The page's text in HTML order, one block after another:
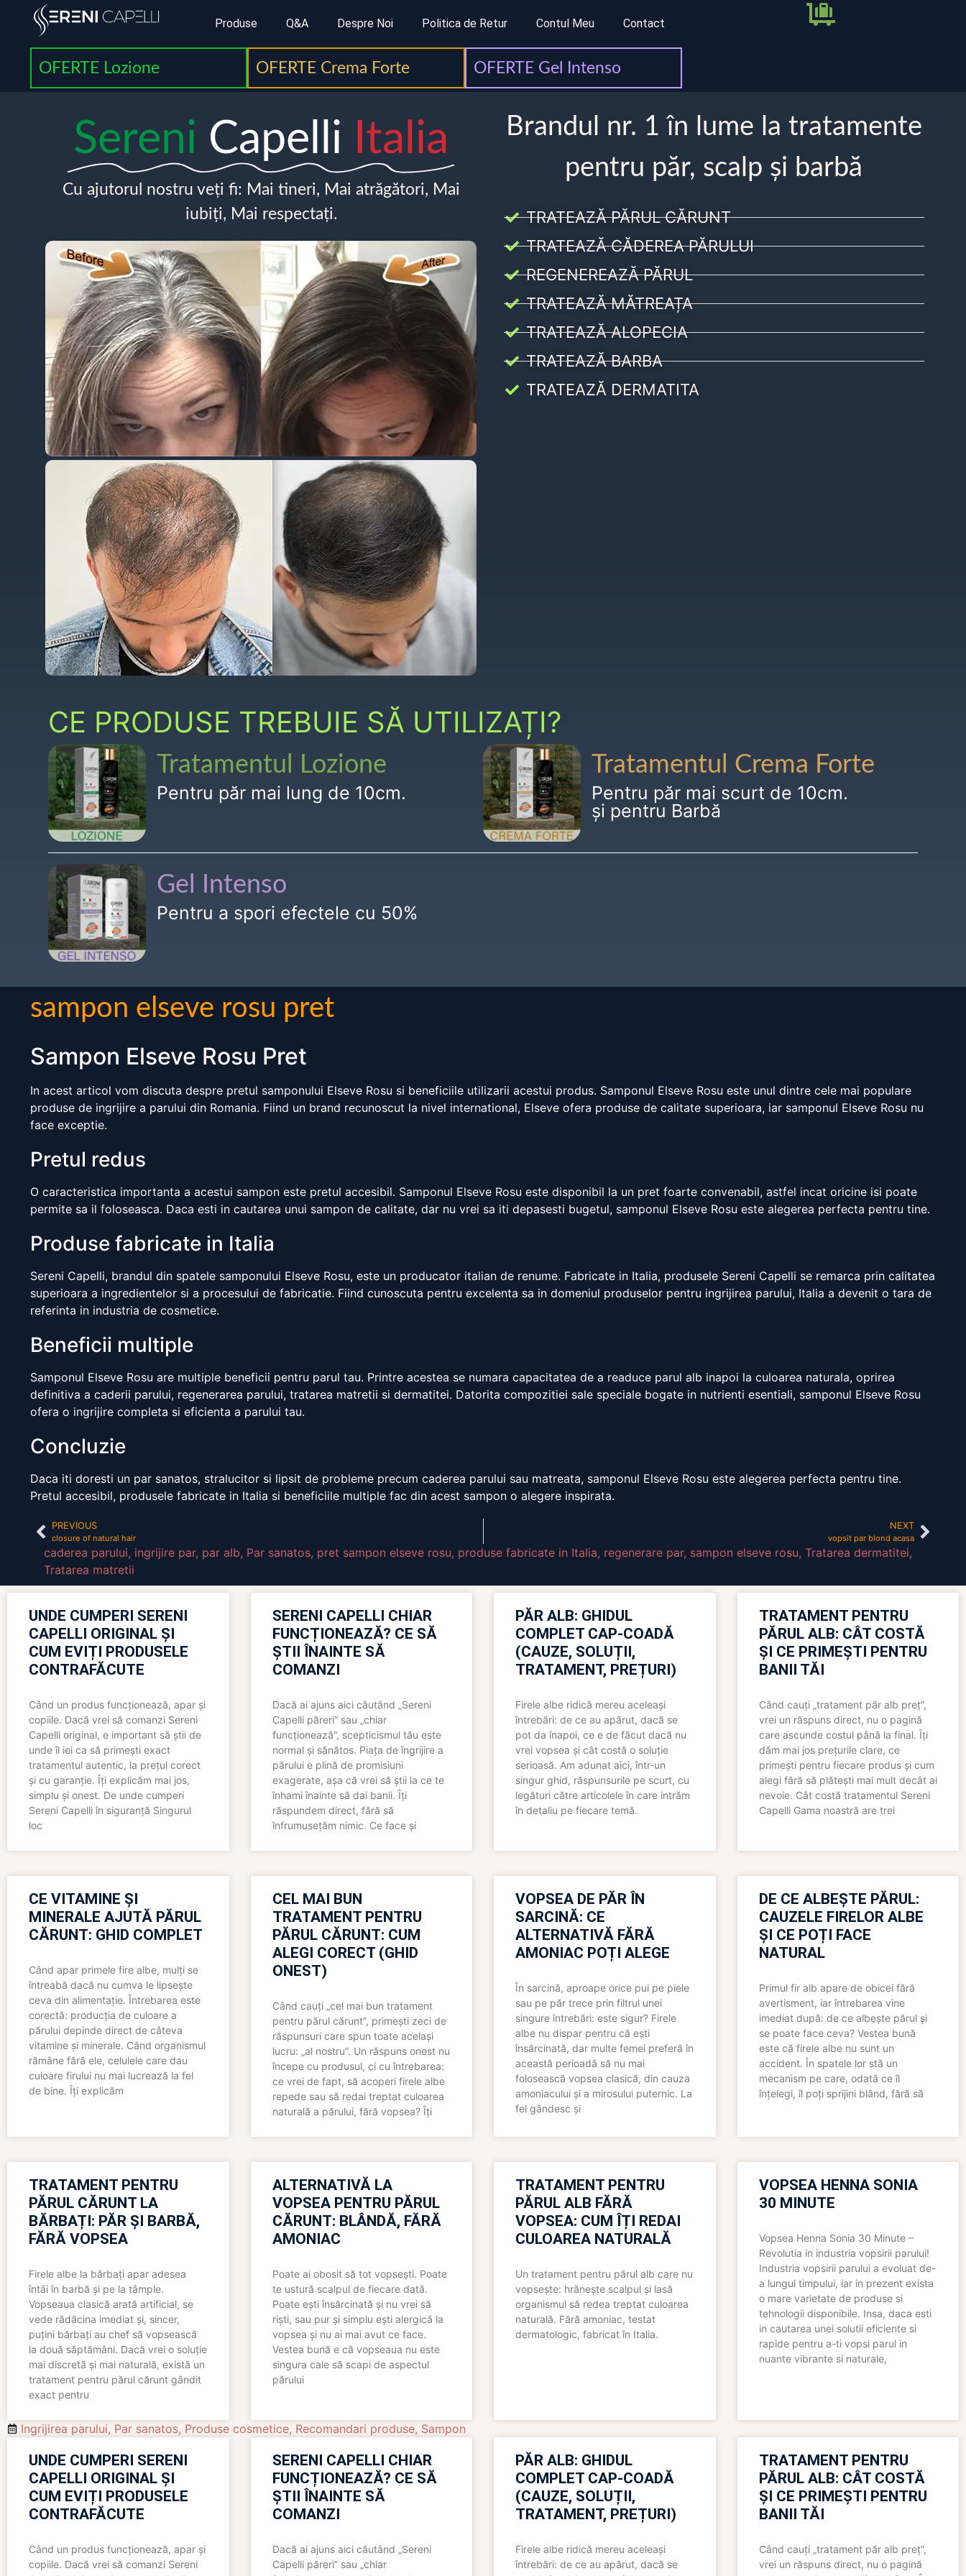
Produse Q&A Despre Noi Politica de Retur Contul Meu Contact
OFERTE Lozione OFERTE Crema Forte OFERTE Gel Intenso
Sereni Capelli Italia
Cu ajutorul nostru veți fi: Mai tineri, Mai atrăgători, Mai
iubiți, Mai respectați.
Brandul nr. 1 în lume la tratamente
pentru păr, scalp și barbă
TRATEAZĂ PĂRUL CĂRUNT
TRATEAZĂ CĂDEREA PĂRULUI
REGENEREAZĂ PĂRUL
TRATEAZĂ MĂTREAȚA
TRATEAZĂ ALOPECIA
TRATEAZĂ BARBA
TRATEAZĂ DERMATITA
CE PRODUSE TREBUIE SĂ UTILIZAȚI?
Tratamentul Lozione
Pentru păr mai lung de 10cm.
Tratamentul Crema Forte
Pentru păr mai scurt de 10cm.
și pentru Barbă
Gel Intenso
Pentru a spori efectele cu 50%
sampon elseve rosu pret
Sampon Elseve Rosu Pret
In acest articol vom discuta despre pretul samponului Elseve Rosu si beneficiile utilizarii acestui produs. Samponul Elseve Rosu este unul dintre cele mai populare
produse de ingrijire a parului din Romania. Fiind un brand recunoscut la nivel international, Elseve ofera produse de calitate superioara, iar samponul Elseve Rosu nu
face exceptie.
Pretul redus
O caracteristica importanta a acestui sampon este pretul accesibil. Samponul Elseve Rosu este disponibil la un pret foarte convenabil, astfel incat oricine isi poate
permite sa il foloseasca. Daca esti in cautarea unui sampon de calitate, dar nu vrei sa iti depasesti bugetul, samponul Elseve Rosu este alegerea perfecta pentru tine.
Produse fabricate in Italia
Sereni Capelli, brandul din spatele samponului Elseve Rosu, este un producator italian de renume. Fabricate in Italia, produsele Sereni Capelli se remarca prin calitatea
superioara a ingredientelor si a procesului de fabricatie. Fiind cunoscuta pentru excelenta sa in domeniul produselor pentru ingrijirea parului, Italia a devenit o tara de
referinta in industria de cosmetice.
Beneficii multiple
Samponul Elseve Rosu are multiple beneficii pentru parul tau. Printre acestea se numara capacitatea de a readuce parul alb inapoi la culoarea naturala, oprirea
definitiva a caderii parului, regenerarea parului, tratarea matretii si dermatitei. Datorita compozitiei sale speciale bogate in nutrienti esentiali, samponul Elseve Rosu
ofera o ingrijire completa si eficienta a parului tau.
Concluzie
Daca iti doresti un par sanatos, stralucitor si lipsit de probleme precum caderea parului sau matreata, samponul Elseve Rosu este alegerea perfecta pentru tine.
Pretul accesibil, produsele fabricate in Italia si beneficiile multiple fac din acest sampon o alegere inspirata.
PREVIOUS
closure of natural hair
NEXT
vopsit par blond acasa
caderea parului, ingrijire par, par alb, Par sanatos, pret sampon elseve rosu, produse fabricate in Italia, regenerare par, sampon elseve rosu, Tratarea dermatitei,
Tratarea matretii
UNDE CUMPERI SERENI
CAPELLI ORIGINAL ȘI
CUM EVIȚI PRODUSELE
CONTRAFĂCUTE
Când un produs funcționează, apar și
copiile. Dacă vrei să comanzi Sereni
Capelli original, e important să știi de
unde îl iei ca să primești exact
tratamentul autentic, la prețul corect
și cu garanție. Îți explicăm mai jos,
simplu și onest. De unde cumperi
Sereni Capelli în siguranță Singurul
loc
SERENI CAPELLI CHIAR
FUNCȚIONEAZĂ? CE SĂ
ȘTII ÎNAINTE SĂ
COMANZI
Dacă ai ajuns aici căutând „Sereni
Capelli păreri” sau „chiar
funcționează”, scepticismul tău este
normal și sănătos. Piața de îngrijire a
părului e plină de promisiuni
exagerate, așa că vrei să știi la ce te
înhami înainte să dai banii. Îți
răspundem direct, fără să
înfrumusețăm nimic. Ce face și
PĂR ALB: GHIDUL
COMPLET CAP-COADĂ
(CAUZE, SOLUȚII,
TRATAMENT, PREȚURI)
Firele albe ridică mereu aceleași
întrebări: de ce au apărut, dacă se
pot da înapoi, ce e de făcut dacă nu
vrei vopsea și cât costă o soluție
serioasă. Am adunat aici, într-un
singur ghid, răspunsurile pe scurt, cu
legături către articolele în care intrăm
în detaliu pe fiecare temă.
TRATAMENT PENTRU
PĂRUL ALB: CÂT COSTĂ
ȘI CE PRIMEȘTI PENTRU
BANII TĂI
Când cauți „tratament păr alb preț”,
vrei un răspuns direct, nu o pagină
care ascunde costul până la final. Îți
dăm mai jos prețurile clare, ce
primești pentru fiecare produs și cum
alegi fără să plătești mai mult decât ai
nevoie. Cât costă tratamentul Sereni
Capelli Gama noastră are trei
CE VITAMINE ȘI
MINERALE AJUTĂ PĂRUL
CĂRUNT: GHID COMPLET
Când apar primele fire albe, mulți se
întreabă dacă nu cumva le lipsește
ceva din alimentație. Întrebarea este
corectă: producția de culoare a
părului depinde direct de câteva
vitamine și minerale. Când organismul
rămâne fără ele, celulele care dau
culoare firului nu mai lucrează la fel
de bine. Îți explicăm
CEL MAI BUN
TRATAMENT PENTRU
PĂRUL CĂRUNT: CUM
ALEGI CORECT (GHID
ONEST)
Când cauți „cel mai bun tratament
pentru părul cărunt”, primești zeci de
răspunsuri care spun toate același
lucru: „al nostru”. Un răspuns onest nu
începe cu produsul, ci cu întrebarea:
ce vrei de fapt, să acoperi firele albe
repede sau să redai treptat culoarea
naturală a părului, fără vopsea? Îți
VOPSEA DE PĂR ÎN
SARCINĂ: CE
ALTERNATIVĂ FĂRĂ
AMONIAC POȚI ALEGE
În sarcină, aproape orice pui pe piele
sau pe păr trece prin filtrul unei
singure întrebări: este sigur? Firele
albe nu dispar pentru că ești
însărcinată, dar multe femei preferă în
această perioadă să nu mai
folosească vopsea clasică, din cauza
amoniacului și a mirosului puternic. La
fel gândesc și
DE CE ALBEȘTE PĂRUL:
CAUZELE FIRELOR ALBE
ȘI CE POȚI FACE
NATURAL
Primul fir alb apare de obicei fără
avertisment, iar întrebarea vine
imediat după: de ce albește părul și
se poate face ceva? Vestea bună
este că firele albe nu sunt un
accident. În spatele lor stă un
mecanism pe care, odată ce îl
înțelegi, îl poți sprijini blând, fără să
TRATAMENT PENTRU
PĂRUL CĂRUNT LA
BĂRBAȚI: PĂR ȘI BARBĂ,
FĂRĂ VOPSEA
Firele albe la bărbați apar adesea
întâi în barbă și pe la tâmple.
Vopseaua clasică arată artificial, se
vede rădăcina imediat și, sincer,
puțini bărbați au chef să vopsească
la două săptămâni. Dacă vrei o soluție
mai discretă și mai naturală, există un
tratament pentru părul cărunt gândit
exact pentru
ALTERNATIVĂ LA
VOPSEA PENTRU PĂRUL
CĂRUNT: BLÂNDĂ, FĂRĂ
AMONIAC
Poate ai obosit să tot vopsești. Poate
te ustură scalpul de fiecare dată.
Poate ești însărcinată și nu vrei să
riști, sau pur și simplu ești alergică la
vopsea și nu ai mai avut ce face.
Vestea bună e că vopseaua nu este
singura cale să scapi de aspectul
părului
TRATAMENT PENTRU
PĂRUL ALB FĂRĂ
VOPSEA: CUM ÎȚI REDAI
CULOAREA NATURALĂ
Un tratament pentru părul alb care nu
vopsește: hrănește scalpul și lasă
organismul să redea treptat culoarea
naturală. Fără amoniac, testat
dermatologic, fabricat în Italia.
VOPSEA HENNA SONIA
30 MINUTE
Vopsea Henna Sonia 30 Minute –
Revolutia in industria vopsirii parului!
Industria vopsirii parului a evoluat de-
a lungul timpului, iar in prezent exista
o mare varietate de produse si
tehnologii disponibile. Insa, daca esti
in cautarea unei solutii eficiente si
rapide pentru a-ti vopsi parul in
nuante vibrante si naturale,
Ingrijirea parului, Par sanatos, Produse cosmetice, Recomandari produse, Sampon
UNDE CUMPERI SERENI
CAPELLI ORIGINAL ȘI
CUM EVIȚI PRODUSELE
CONTRAFĂCUTE
Când un produs funcționează, apar și
copiile. Dacă vrei să comanzi Sereni
SERENI CAPELLI CHIAR
FUNCȚIONEAZĂ? CE SĂ
ȘTII ÎNAINTE SĂ
COMANZI
Dacă ai ajuns aici căutând „Sereni
Capelli păreri” sau „chiar
PĂR ALB: GHIDUL
COMPLET CAP-COADĂ
(CAUZE, SOLUȚII,
TRATAMENT, PREȚURI)
Firele albe ridică mereu aceleași
întrebări: de ce au apărut, dacă se
TRATAMENT PENTRU
PĂRUL ALB: CÂT COSTĂ
ȘI CE PRIMEȘTI PENTRU
BANII TĂI
Când cauți „tratament păr alb preț”,
vrei un răspuns direct, nu o pagină